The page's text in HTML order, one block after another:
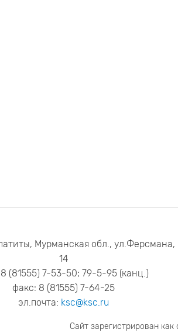
Мурманская обл., ул.Ферсмана,
14
(81555) 7-53-50; 79-5-95 (канц.)
факс: 8 (81555) 7-64-25
эл.почта: ksc@ksc.ru
Сайт зарегистрирован